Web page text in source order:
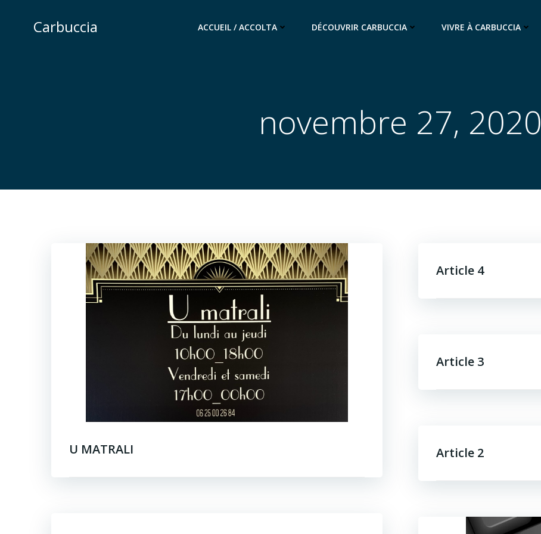
Carbuccia ACCUEIL / ACCOLTA DÉCOUVRIR CARBUCCIA VIVRE À CARBUCCIA
novembre 27, 2020
U MATRALI
Article 4
Article 3
Article 2